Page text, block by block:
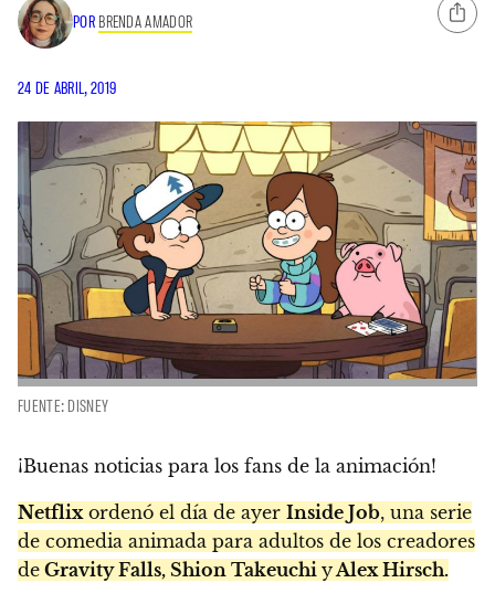
POR BRENDA AMADOR
24 DE ABRIL, 2019
FUENTE: DISNEY
¡Buenas noticias para los fans de la animación!
Netflixordenó el día de ayer Inside Job, una serie
de comedia animada para adultos de los creadores
de Gravity Falls, Shion Takeuchi yAlex Hirsch.